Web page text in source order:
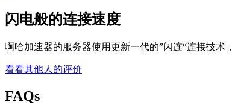
闪电般的连接速度
啊哈加速器的服务器使用更新一代的”闪连“连接技术
看看其他人的评价
FAQs